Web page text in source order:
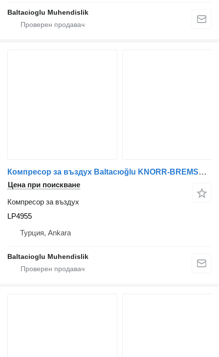
Baltacioglu Muhendislik
Компресор за въздух Baltacıoğlu KNORR-BREMSE LP4955 за автобус
Цена при поискване
Компресор за въздух
LP4955
Турция, Ankara
Baltacioglu Muhendislik